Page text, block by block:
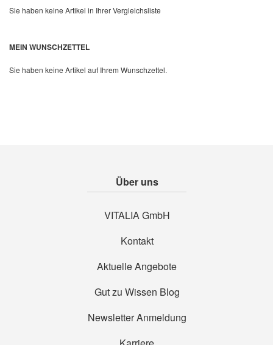
Quickview
Sie haben keine Artikel in Ihrer Vergleichsliste
MEIN WUNSCHZETTEL
Sie haben keine Artikel auf Ihrem Wunschzettel.
Über uns
VITALIA GmbH
Kontakt
Aktuelle Angebote
Gut zu Wissen Blog
Newsletter Anmeldung